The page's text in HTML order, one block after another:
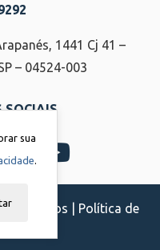
1441 Cj 41 –
– 04524-003
SOCIAIS
| Política de
sua
.